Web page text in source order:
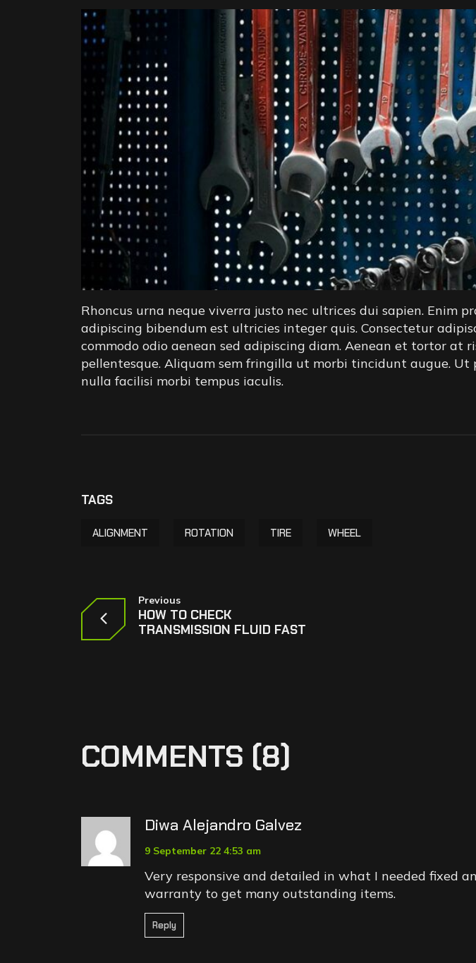
Rhoncus urna neque viverra justo nec ultrices dui sapien. Enim
adipiscing bibendum est ultricies integer quis. Consectetur
commodo odio aenean sed adipiscing diam. Aenean et tortor at
pellentesque. Aliquam sem fringilla ut morbi tincidunt augue.
nulla facilisi morbi tempus iaculis.
TAGS
ALIGNMENT ROTATION TIRE WHEEL
Previous
HOW TO CHECK
TRANSMISSION FLUID FAST
COMMENTS (8)
Diwa Alejandro Galvez
9 September 22 4:53 am
Very responsive and detailed in what I needed fixed
warranty to get many outstanding items.
Reply